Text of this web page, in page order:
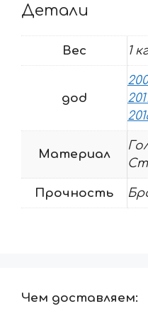
Детали
Вес 1 кг
god
Материал
Прочность
Чем доставляем: